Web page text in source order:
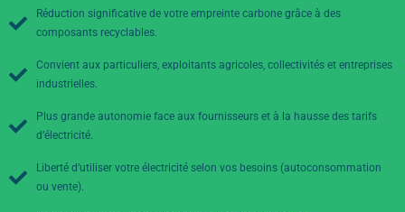
Réduction significative de votre empreinte carbone grâce à des
composants recyclables.
Convient aux particuliers, exploitants agricoles, collectivités et entreprises
industrielles.
Plus grande autonomie face aux fournisseurs et à la hausse des tarifs
d’électricité.
Liberté d’utiliser votre électricité selon vos besoins (autoconsommation
ou vente).